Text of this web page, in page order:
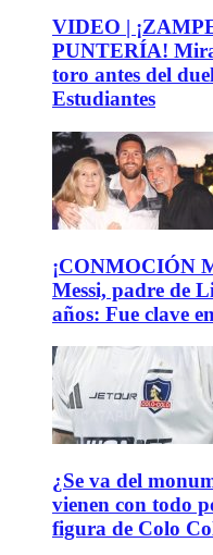
VIDEO |
PUNTERÍA!
toro antes del
Estudiantes
¡CONMOCIÓN
Messi, padre de
años: Fue clave
¿Se va del
vienen con todo
figura de Colo